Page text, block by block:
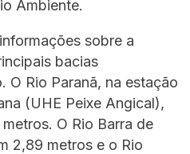
Ambiente.
sobre a
bacias
O Rio Paranã, na estação
(UHE Peixe Angical),
O Rio Barra de
2,89 metros e o Rio